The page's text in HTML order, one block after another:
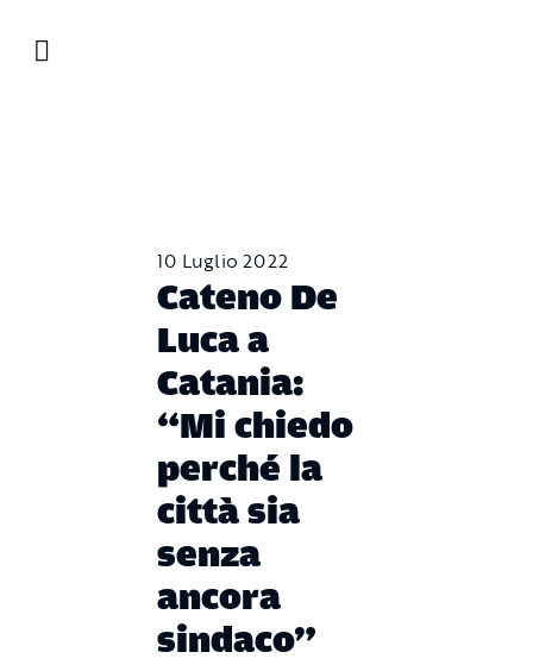
10 Luglio 2022
Cateno De
Luca a
Catania:
“Mi chiedo
perché la
città sia
senza
ancora
sindaco”